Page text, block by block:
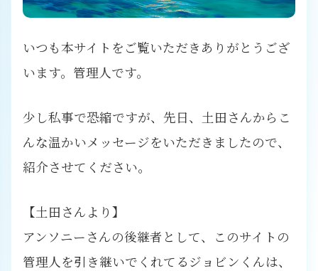
いつも本サイトをご覧いただきありがとうござ
います。管理人です。
少し私事で恐縮ですが、先日、土田さんからこ
んな温かいメッセージをいただきましたので、
紹介させてください。
【土田さんより】
アンソニーさんの後継者として、このサイトの
管理人を引き継いでくれてるジョビンくんは、